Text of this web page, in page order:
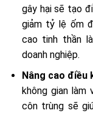
gây hại sẽ tạo
giảm tỷ lệ ốm
cao tinh thần
doanh nghiệp.
Nâng cao điều
không gian làm
côn trùng sẽ